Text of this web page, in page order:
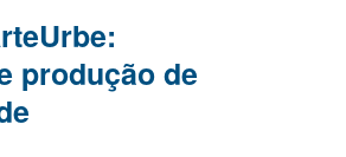
produção de